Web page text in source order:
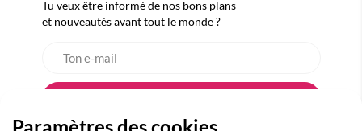
Tu veux être informé de nos bons plans
et nouveautés avant tout le monde ?